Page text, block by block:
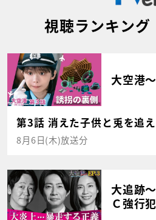
視聴ランキング
大空港
第3話 消えた子供と兎を追え
8月6日(木)放送分
大追跡
Ｃ強行